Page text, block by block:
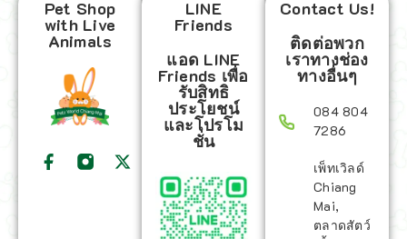
Pet Shop
with Live
Animals
LINE
Friends
แอด LINE
Friends เพื่อ
รับสิทธิ
ประโยชน์
และโปรโม
ชั่น
Contact Us!
ติดต่อพวก
เราทางช่อง
ทางอื่นๆ
084 804
7286
เพ็ทเวิลด์
Chiang
Mai,
ตลาดสัตว์